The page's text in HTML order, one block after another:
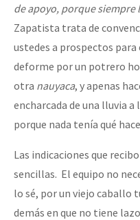
de apoyo, porque siempre
Zapatista trata de
ustedes a prospectos
deforme por un potrero
otra nauyaca, y apenas
encharcada de una lluvia
porque nada tenía qué
Las indicaciones que
sencillas. El equipo no
lo sé, por un viejo caballo
demás en que no tiene